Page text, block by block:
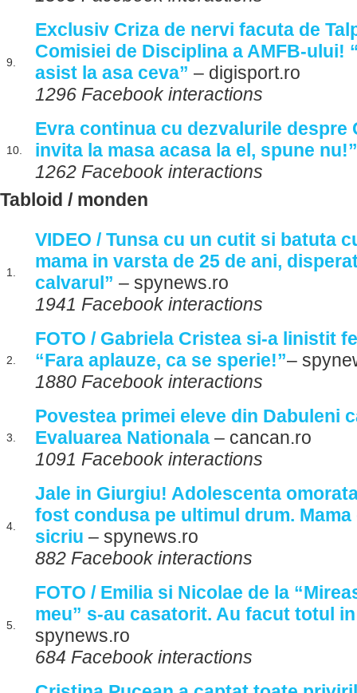
9.
Exclusiv Criza de nervi facuta de
Comisiei de Disciplina a AMFB-ului!
asist la asa ceva” – digisport.ro
1296 Facebook interactions
10.
Evra continua cu dezvalurile despre
invita la masa acasa la el, spune nu!”
1262 Facebook interactions
Tabloid / monden
1.
VIDEO / Tunsa cu un cutit si batuta
mama in varsta de 25 de ani,
calvarul” – spynews.ro
1941 Facebook interactions
2.
FOTO / Gabriela Cristea si-a linistit
“Fara aplauze, ca se sperie!”–
1880 Facebook interactions
3.
Povestea primei eleve din Dabuleni
Evaluarea Nationala – cancan.ro
1091 Facebook interactions
4.
Jale in Giurgiu! Adolescenta
fost condusa pe ultimul drum.
sicriu – spynews.ro
882 Facebook interactions
5.
FOTO / Emilia si Nicolae de la
meu” s-au casatorit. Au facut totul
spynews.ro
684 Facebook interactions